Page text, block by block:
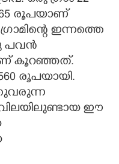
65 രൂപയാണ്
ഇന്നത്തെ
പവൻ
കൂറഞ്ഞത്.
രൂപയായി.
ഈ